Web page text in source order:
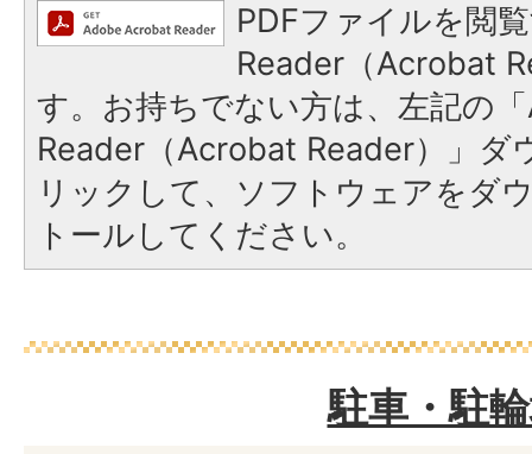
PDFファイルを閲
Reader（Acrobat
す。お持ちでない方は、左記の
Reader（Acrobat Reader）」ダ
リックして、ソフトウェアをダ
トールしてください。
駐車・駐